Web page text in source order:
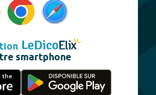
smartphone